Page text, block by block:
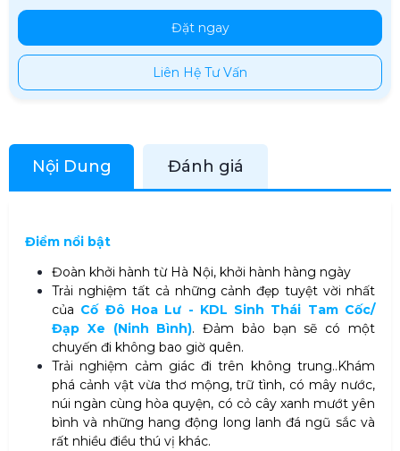
Đặt ngay
Liên Hệ Tư Vấn
Nội Dung Đánh giá
Điểm nổi bật
Đoàn khởi hành từ Hà Nội, khởi hành hàng ngày
Trải nghiệm tất cả những cảnh đẹp tuyệt vời nhất
của Cố Đô Hoa Lư - KDL Sinh Thái Tam Cốc/
Đạp Xe (Ninh Bình). Đảm bảo bạn sẽ có một
chuyến đi không bao giờ quên.
Trải nghiệm cảm giác đi trên không trung..Khám
phá cảnh vật vừa thơ mộng, trữ tình, có mây nước,
núi ngàn cùng hòa quyện, có cỏ cây xanh mướt yên
bình và những hang động long lanh đá ngũ sắc và
rất nhiều điều thú vị khác.